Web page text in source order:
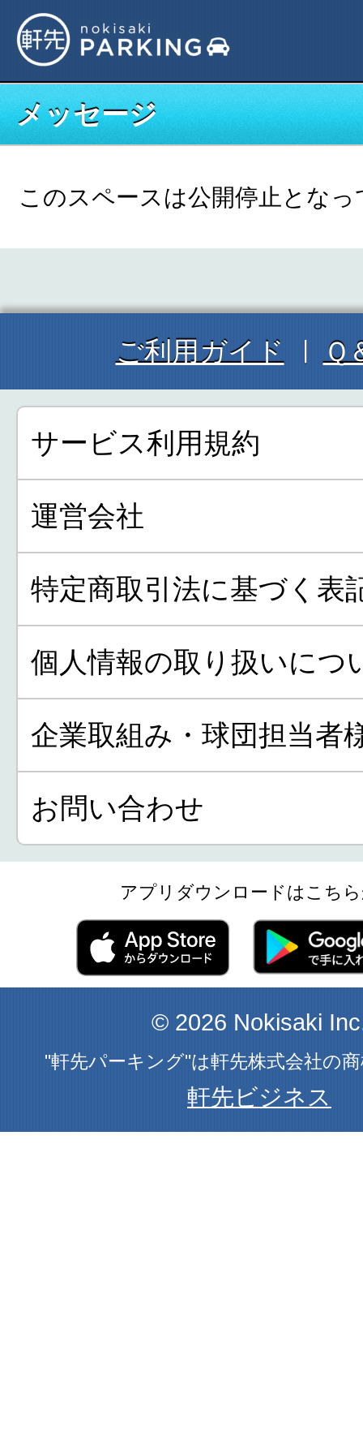
メッセージ
このスペースは公開停止とな
ご利用ガイド Ｑ
サービス利用規約
運営会社
特定商取引法に基づく表
個人情報の取り扱いにつ
企業取組み・球団担当者
お問い合わせ
アプリダウンロードはこち
© 2026 Nokisaki
"軒先パーキング"は軒先株式会社の
軒先ビジネス